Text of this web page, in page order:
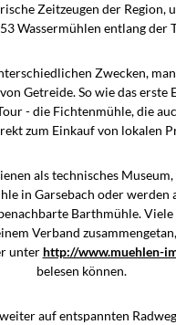
Zeitzeugen der Region,
Wassermühlen entlang der
Zwecken,
Getreide. So wie das erste
- die Fichtenmühle, die
zum Einkauf von lokalen
als technisches
in Garsebach oder werden
Barthmühle.
Verband
unter http://www.muehlen-
belesen können.
auf entspannten